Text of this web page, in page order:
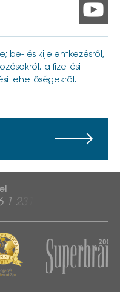
be- és kijelentkezésről,
a fizetési
lehetőségekről.
1 2313 600